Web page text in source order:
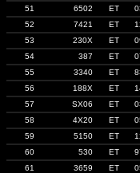
51
6502 ET
52
7421 ET
53
230X ET
54
387 ET
55
3340 ET
56
188X ET
57
SX06 ET
58
4X20 ET
59
5150 ET
60
530 ET
61
3659 ET